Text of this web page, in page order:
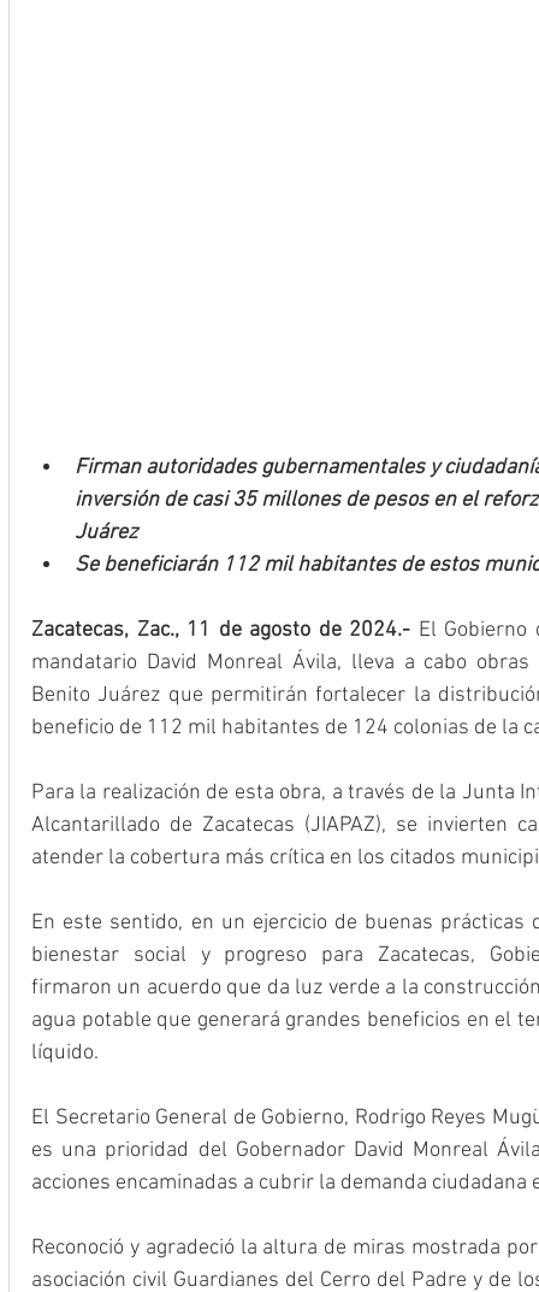
Firman autoridades gubernamentales y
inversión de casi 35 millones de pesos en el
Juárez
Se beneficiarán 112 mil habitantes de estos
Zacatecas, Zac., 11 de agosto de 2024.- El Gobierno
mandatario David Monreal Ávila, lleva a cabo
Benito Juárez que permitirán fortalecer la
beneficio de 112 mil habitantes de 124 colonias de la
Para la realización de esta obra, a través de la Junta
Alcantarillado de Zacatecas (JIAPAZ), se invierten
atender la cobertura más crítica en los citados
En este sentido, en un ejercicio de buenas prácticas
bienestar social y progreso para Zacatecas,
firmaron un acuerdo que da luz verde a la
agua potable que generará grandes beneficios en el
líquido.
El Secretario General de Gobierno, Rodrigo Reyes
es una prioridad del Gobernador David Monreal
acciones encaminadas a cubrir la demanda ciudadana
Reconoció y agradeció la altura de miras mostrada
asociación civil Guardianes del Cerro del Padre y de